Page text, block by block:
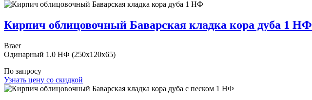
Кирпич облицовочный Баварская кладка кора дуба 1 НФ
Braer
Одинарный 1.0 НФ (250x120x65)
По запросу
Узнать цену со скидкой